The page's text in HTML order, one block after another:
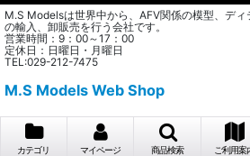
M.S Modelsは世界中から、AFV関係の模型、デ
の輸入、卸販売を行う会社です。
営業時間：9：00～17：00
定休日：日曜日・月曜日
TEL:029-212-7475
M.S Models Web Shop
カテゴリ マイページ 商品検索 ご利用案